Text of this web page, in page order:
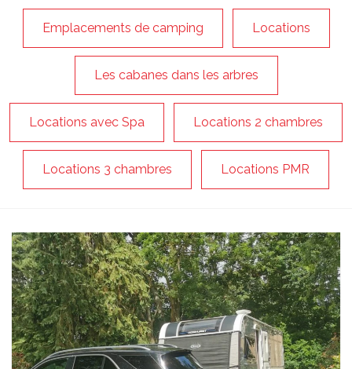
Emplacements de camping Locations
Les cabanes dans les arbres
Locations avec Spa Locations 2 chambres
Locations 3 chambres Locations PMR